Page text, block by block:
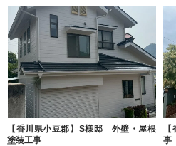
【香川県小豆郡】S様邸 外壁・屋根
塗装工事
事